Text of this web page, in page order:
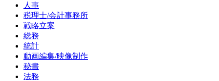
人事
税理士/会計事務所
戦略立案
総務
統計
動画編集/映像制作
秘書
法務